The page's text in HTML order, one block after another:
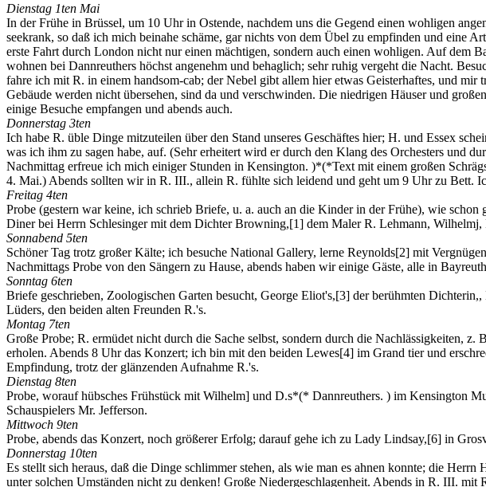
Dienstag 1ten Mai
In der Frühe in Brüssel, um 10 Uhr in Ostende, nachdem uns die Gegend einen wohligen
seekrank, so daß ich mich beinahe schäme, gar nichts von dem Übel zu empfinden und eine
erste Fahrt durch London nicht nur einen mächtigen, sondern auch einen wohligen. Auf dem
wohnen bei Dannreuthers höchst angenehm und behaglich; sehr ruhig vergeht die Nacht.
fahre ich mit R. in einem handsom-cab; der Nebel gibt allem hier etwas Geisterhaftes, und
Gebäude werden nicht übersehen, sind da und verschwinden. Die niedrigen Häuser und
einige Besuche empfangen und abends auch.
Donnerstag 3ten
Ich habe R. üble Dinge mitzuteilen über den Stand unseres Geschäftes hier; H. und Essex
was ich ihm zu sagen habe, auf. (Sehr erheitert wird er durch den Klang des Orchesters und
Nachmittag erfreue ich mich einiger Stunden in Kensington. )*(*Text mit einem großen
4. Mai.) Abends sollten wir in R. III., allein R. fühlte sich leidend und geht um 9 Uhr zu Bett.
Freitag 4ten
Probe (gestern war keine, ich schrieb Briefe, u. a. auch an die Kinder in der Frühe), wie
Diner bei Herrn Schlesinger mit dem Dichter Browning,[1] dem Maler R. Lehmann, Wilhelmj,
Sonnabend 5ten
Schöner Tag trotz großer Kälte; ich besuche National Gallery, lerne Reynolds[2] mit
Nachmittags Probe von den Sängern zu Hause, abends haben wir einige Gäste, alle in
Sonntag 6ten
Briefe geschrieben, Zoologischen Garten besucht, George Eliot's,[3] der berühmten
Lüders, den beiden alten Freunden R.'s.
Montag 7ten
Große Probe; R. ermüdet nicht durch die Sache selbst, sondern durch die Nachlässigkeiten,
erholen. Abends 8 Uhr das Konzert; ich bin mit den beiden Lewes[4] im Grand tier und
Empfindung, trotz der glänzenden Aufnahme R.'s.
Dienstag 8ten
Probe, worauf hübsches Frühstück mit Wilhelm] und D.s*(* Dannreuthers. ) im Kensington
Schauspielers Mr. Jefferson.
Mittwoch 9ten
Probe, abends das Konzert, noch größerer Erfolg; darauf gehe ich zu Lady Lindsay,[6] in
Donnerstag 10ten
Es stellt sich heraus, daß die Dinge schlimmer stehen, als wie man es ahnen konnte; die
unter solchen Umständen nicht zu denken! Große Niedergeschlagenheit. Abends in R. III.